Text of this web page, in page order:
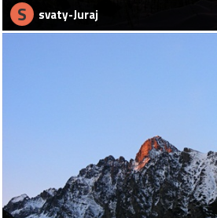
S svaty-Juraj